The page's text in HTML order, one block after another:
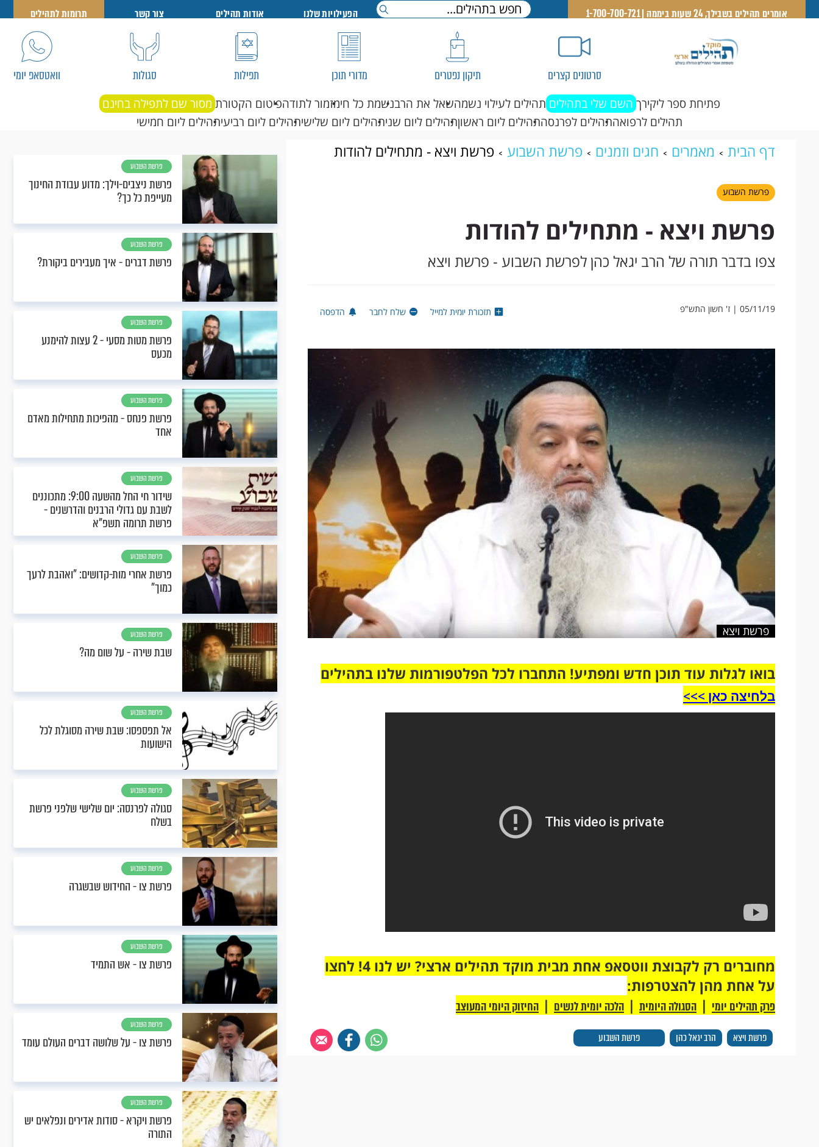
אומרים תהילים בשבילך, 24 שעות ביממה | 1-700-700-721 הפעילויות שלנו אודות תהילים צור קשר תרומות לתהילים
סרטונים קצרים תיקון נפטרים מדורי תוכן תפילות סגולות וואטסאפ יומי
פתיחת ספר ליקירך השם שלי בתהילים תהילים לעילוי נשמהשאל את הרבנשמת כל חימזמור לתודהפיטום הקטורת מסור שם לתפילה בחינם
תהילים לרפואהתהילים לפרנסהתהילים ליום ראשוןתהילים ליום שניתהילים ליום שלישיתהילים ליום רביעיתהילים ליום חמישי
דף הבית מאמרים חגים וזמנים פרשת השבוע פרשת ויצא - מתחילים להודות
פרשת השבוע
פרשת ויצא - מתחילים להודות
צפו בדבר תורה של הרב יגאל כהן לפרשת השבוע - פרשת ויצא
05/11/19 | ז' חשון התש"פ תזכורת יומית למייל שלח לחבר הדפסה
פרשת ויצא
בואו לגלות עוד תוכן חדש ומפתיע! התחברו לכל הפלטפורמות שלנו בתהילים
בלחיצה כאן >>>​
פרשת ויצא הרב יגאל כהן פרשת השבוע
מחוברים רק לקבוצת ווטסאפ אחת מבית מוקד תהילים ארצי? יש לנו 4! לחצו
על אחת מהן להצטרפות:
פרק תהילים יומי | הסגולה היומית | הלכה יומית לנשים | החיזוק היומי המעוצב
פרשת השבוע
פרשת ניצבים-וילך: מדוע עבודת החינוך
מעייפת כל כך?
פרשת השבוע
פרשת דברים - איך מעבירים ביקורת?
פרשת השבוע
פרשת מטות מסעי - 2 עצות להימנע
מכעס
פרשת השבוע
פרשת פנחס - מהפיכות מתחילות מאדם
אחד
פרשת השבוע
שידור חי החל מהשעה 9:00: מתכוננים
לשבת עם גדולי הרבנים והדרשנים -
פרשת תרומה תשפ"א
פרשת השבוע
פרשת אחרי מות-קדושים: "ואהבת לרעך
כמוך"
פרשת השבוע
שבת שירה - על שום מה?
פרשת השבוע
אל תפספסו: שבת שירה מסוגלת לכל
הישועות
פרשת השבוע
סגולה לפרנסה: יום שלישי שלפני פרשת
בשלח
פרשת השבוע
פרשת צו - החידוש שבשגרה
פרשת השבוע
פרשת צו - אש התמיד
פרשת השבוע
פרשת צו - על שלושה דברים העולם עומד
פרשת השבוע
פרשת ויקרא - סודות אדירים ונפלאים יש
התורה